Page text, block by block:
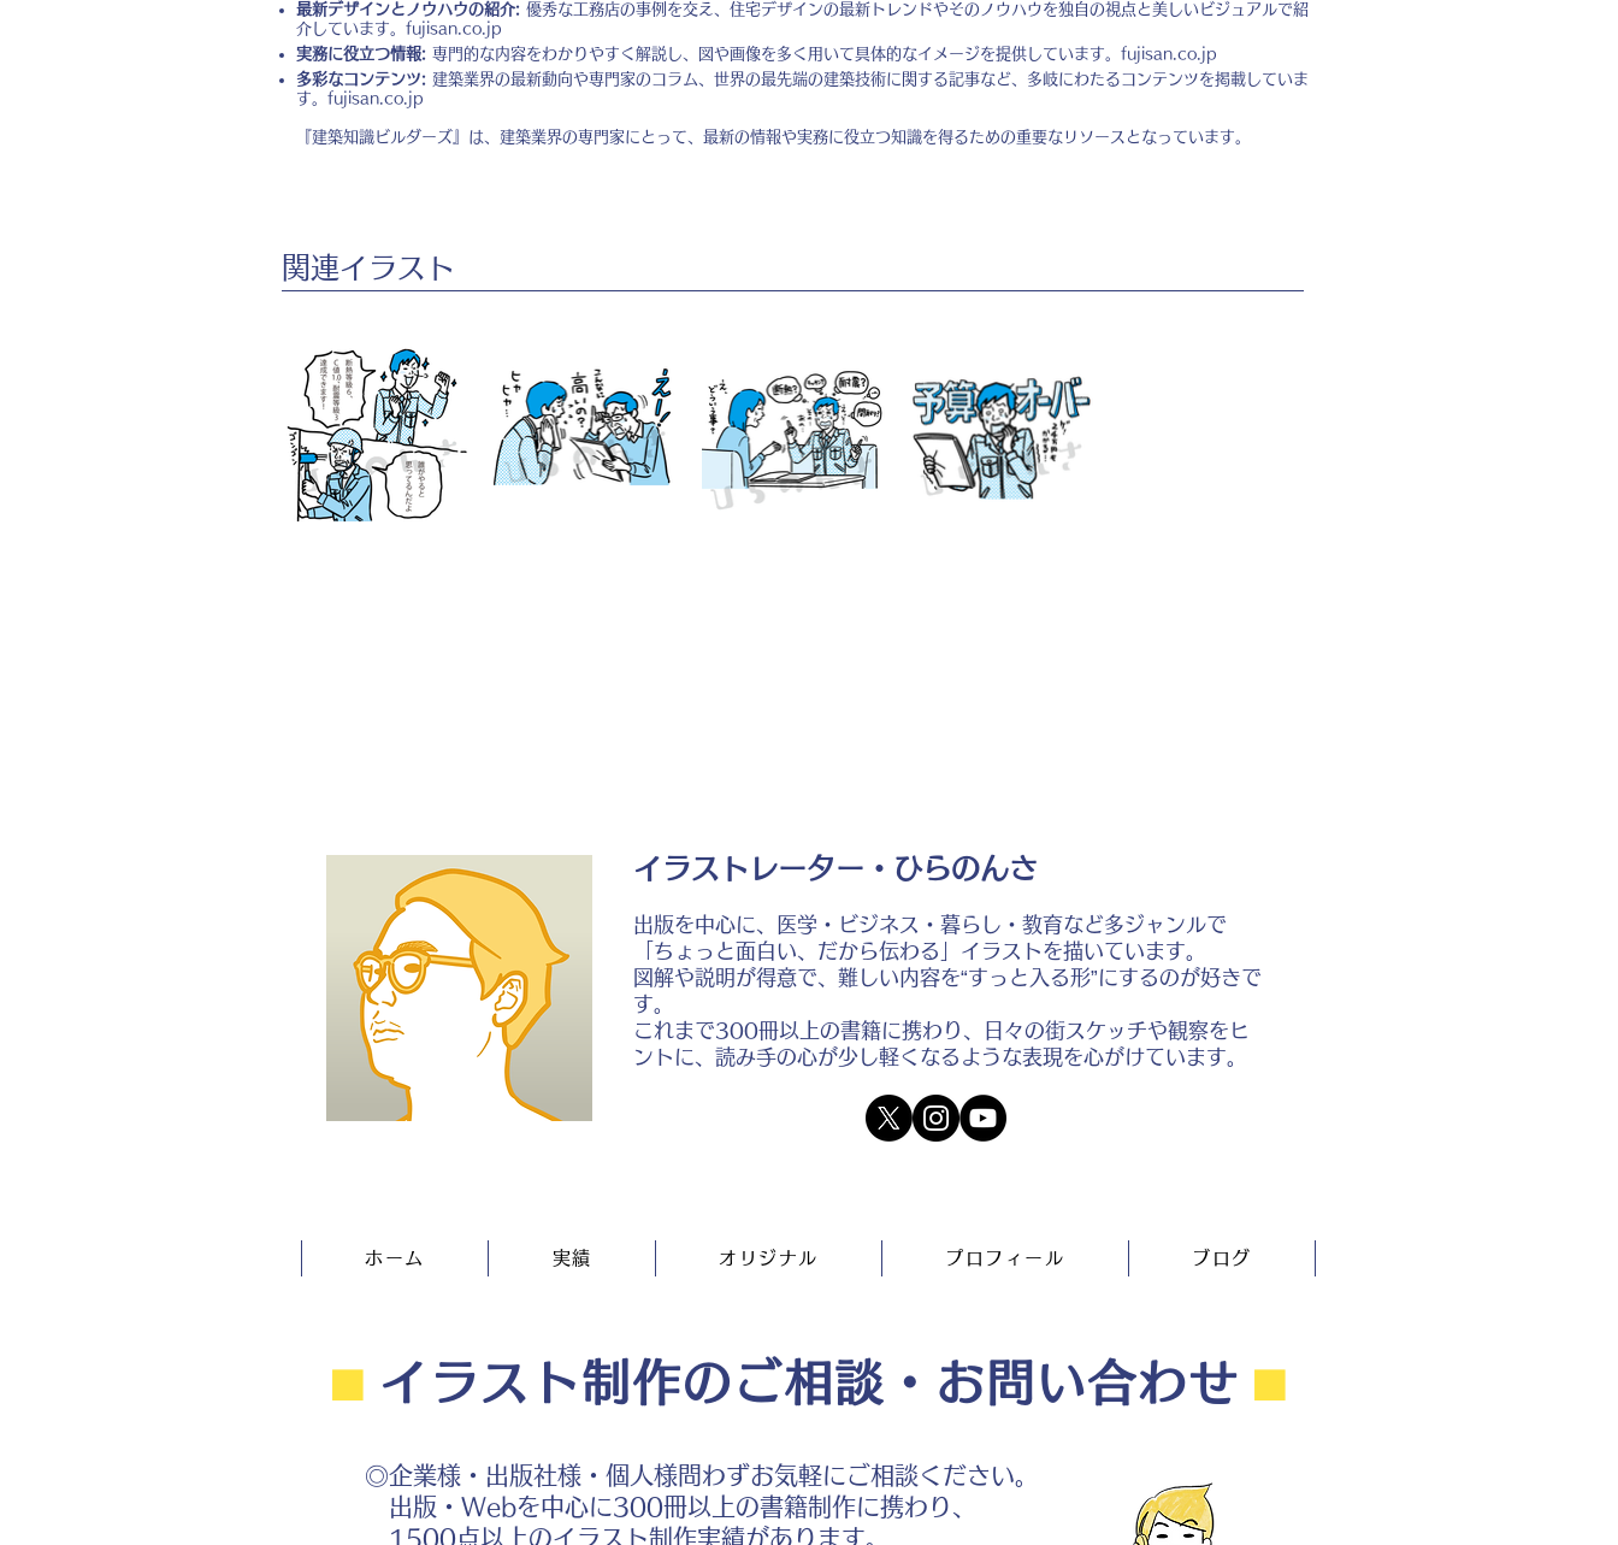
最新デザインとノウハウの紹介: 優秀な工務店の事例を交え、住宅デザインの最新トレンドやそのノウハウを独自の視点と美しいビジュアルで紹
介しています。 fujisan.co.jp
実務に役立つ情報: 専門的な内容をわかりやすく解説し、図や画像を多く用いて具体的なイメージを提供しています。 fujisan.co.jp
多彩なコンテンツ: 建築業界の最新動向や専門家のコラム、世界の最先端の建築技術に関する記事など、多岐にわたるコンテンツを掲載していま
す。 fujisan.co.jp
『建築知識ビルダーズ』は、建築業界の専門家にとって、最新の情報や実務に役立つ知識を得るための重要なリソースとなっています。
​関連イラスト
イラストレーター・ひらのんさ
出版を中心に、医学・ビジネス・暮らし・教育など多ジャンルで
「ちょっと面白い、だから伝わる」イラストを描いています。
図解や説明が得意で、難しい内容を“すっと入る形”にするのが好きで
す。
これまで300冊以上の書籍に携わり、日々の街スケッチや観察をヒ
ントに、読み手の心が少し軽くなるような表現を心がけています。
ホーム 実績 オリジナル プロフィール ブログ
⬛︎ イラスト制作のご相談・お問い合わせ ⬛︎
◎企業様・出版社様・個人様問わずお気軽にご相談ください。
出版・Webを中心に300冊以上の書籍制作に携わり、
1500点以上のイラスト制作実績があります。